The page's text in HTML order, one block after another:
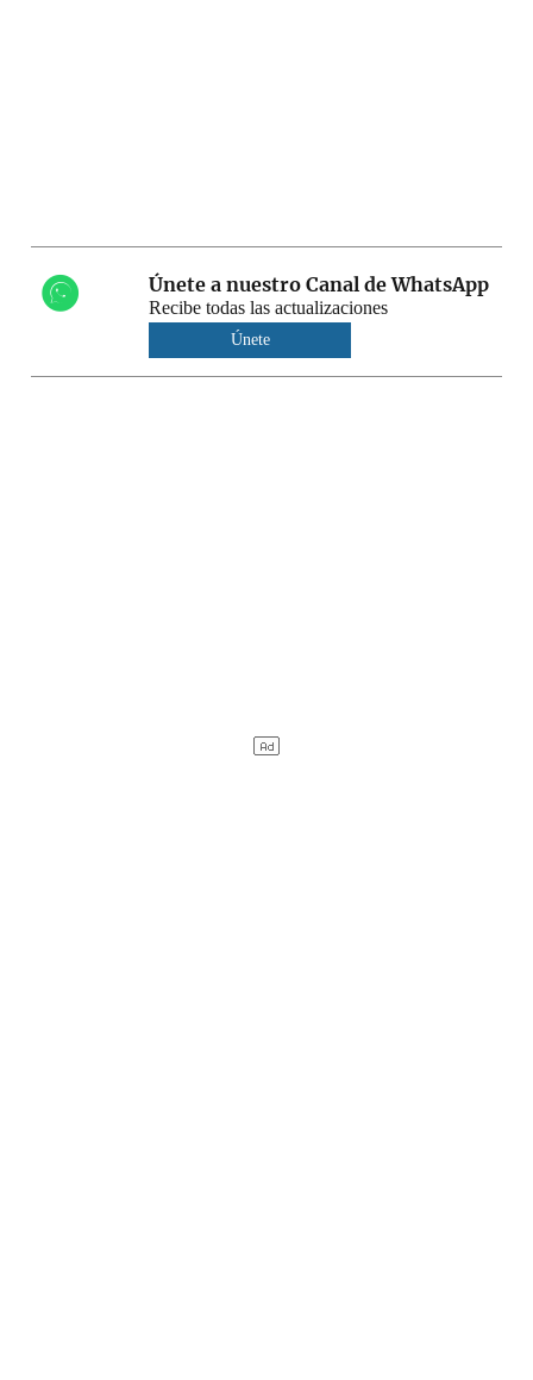
Únete a nuestro Canal de WhatsApp
Recibe todas las actualizaciones
Únete